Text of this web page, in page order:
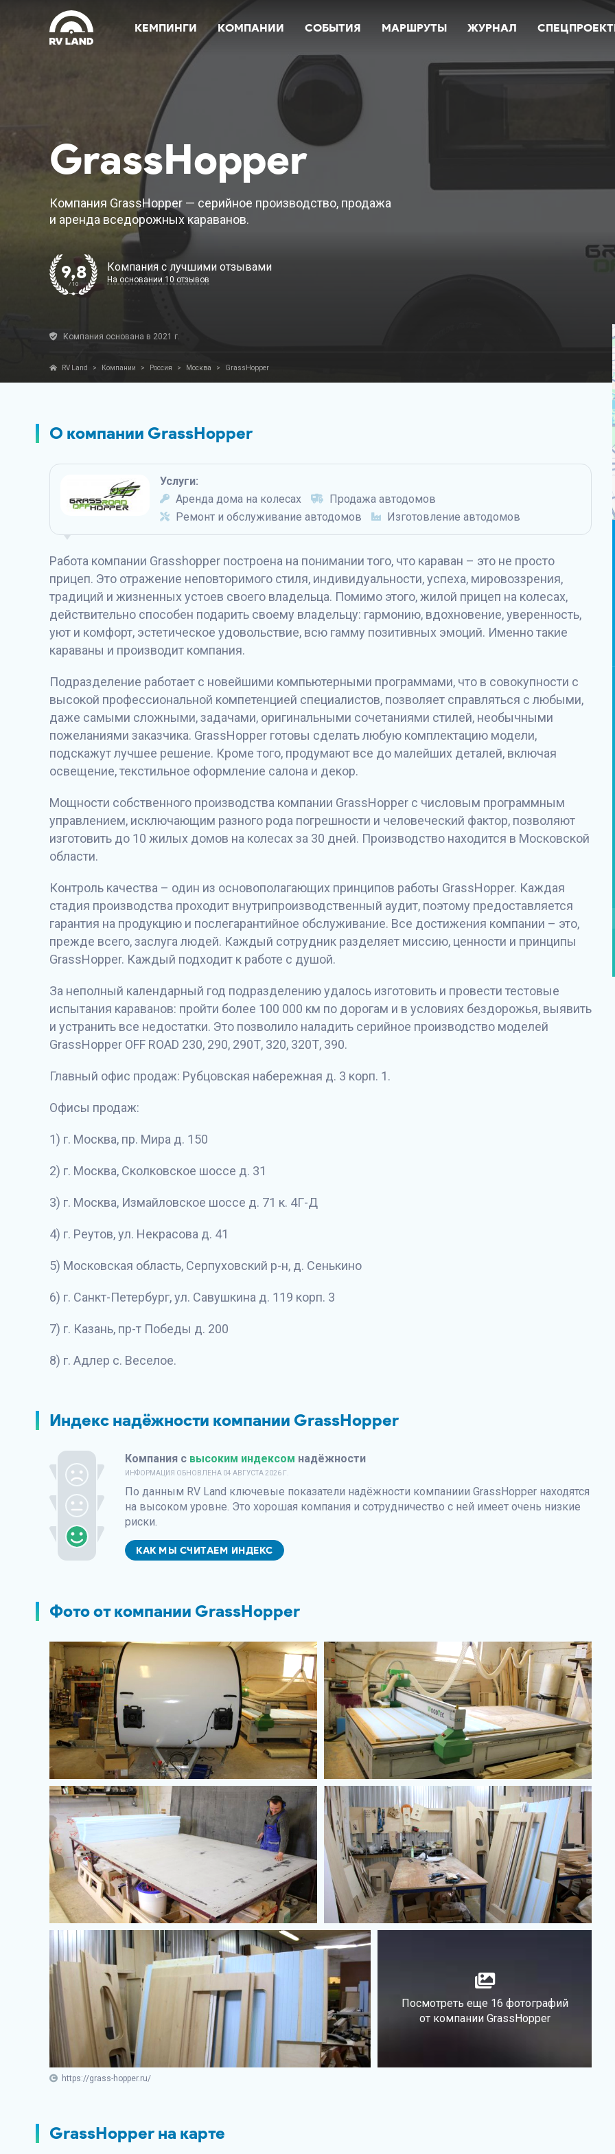
КЕМПИНГИ КОМПАНИИ СОБЫТИЯ МАРШРУТЫ ЖУРНАЛ
GrassHopper
Компания GrassHopper — серийное производство, продажа
и аренда вседорожных караванов.
9,8
/ 10
Компания с лучшими отзывами
На основании 10 отзывов
Компания основана в 2021 г.
RV Land > Компании > Россия > Москва > GrassHopper
О компании GrassHopper
Услуги:
Аренда дома на колесах
Продажа автодомов
Ремонт и обслуживание автодомов
Изготовление автодомов
Работа компании Grasshopper построена на понимании того, что караван – это не просто
прицеп. Это отражение неповторимого стиля, индивидуальности, успеха, мировоззрения,
традиций и жизненных устоев своего владельца. Помимо этого, жилой прицеп на колесах,
действительно способен подарить своему владельцу: гармонию, вдохновение, уверенность,
уют и комфорт, эстетическое удовольствие, всю гамму позитивных эмоций. Именно такие
караваны и производит компания.
Подразделение работает с новейшими компьютерными программами, что в совокупности с
высокой профессиональной компетенцией специалистов, позволяет справляться с любыми,
даже самыми сложными, задачами, оригинальными сочетаниями стилей, необычными
пожеланиями заказчика. GrassHopper готовы сделать любую комплектацию модели,
подскажут лучшее решение. Кроме того, продумают все до малейших деталей, включая
освещение, текстильное оформление салона и декор.
Мощности собственного производства компании GrassHopper с числовым программным
управлением, исключающим разного рода погрешности и человеческий фактор, позволяют
изготовить до 10 жилых домов на колесах за 30 дней. Производство находится в Московской
области.
Контроль качества – один из основополагающих принципов работы GrassHopper. Каждая
стадия производства проходит внутрипроизводственный аудит, поэтому предоставляется
гарантия на продукцию и послегарантийное обслуживание. Все достижения компании – это,
прежде всего, заслуга людей. Каждый сотрудник разделяет миссию, ценности и принципы
GrassHopper. Каждый подходит к работе с душой.
За неполный календарный год подразделению удалось изготовить и провести тестовые
испытания караванов: пройти более 100 000 км по дорогам и в условиях бездорожья, выявить
и устранить все недостатки. Это позволило наладить серийное производство моделей
GrassHopper OFF ROAD 230, 290, 290Т, 320, 320Т, 390.
Главный офис продаж: Рубцовская набережная д. 3 корп. 1.
Офисы продаж:
1) г. Москва, пр. Мира д. 150
2) г. Москва, Сколковское шоссе д. 31
3) г. Москва, Измайловское шоссе д. 71 к. 4Г-Д
4) г. Реутов, ул. Некрасова д. 41
5) Московская область, Серпуховский р-н, д. Сенькино
6) г. Санкт-Петербург, ул. Савушкина д. 119 корп. 3
7) г. Казань, пр-т Победы д. 200
8) г. Адлер с. Веселое.
Индекс надёжности компании GrassHopper
Компания с высоким индексом надёжности
ИНФОРМАЦИЯ ОБНОВЛЕНА 04 АВГУСТА 2026 Г.
По данным RV Land ключевые показатели надёжности компаниии GrassHopper находятся
на высоком уровне. Это хорошая компания и сотрудничество с ней имеет очень низкие
риски.
КАК МЫ СЧИТАЕМ ИНДЕКС
Фото от компании GrassHopper
Посмотреть еще 16 фотографий
от компании GrassHopper
https://grass-hopper.ru/
GrassHopper на карте